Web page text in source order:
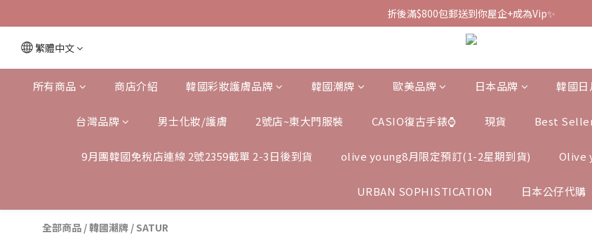
折後滿$800包郵送到你屋企+成為Vip✨
繁體中文
所有商品 商店介紹 韓國彩妝護膚品牌 韓國潮牌 歐美品牌 日本品牌 韓國
台灣品牌 男士化妝/護膚 2號店~東大門服裝 CASIO復古手錶⌚️ 現貨 Best
9月團韓國免稅店連線 2號2359截單 2-3日後到貨 olive young8月限定預訂(1-2星期到貨) Olive
URBAN SOPHISTICATION 日本公仔代購
全部商品 /韓國潮牌 / SATUR